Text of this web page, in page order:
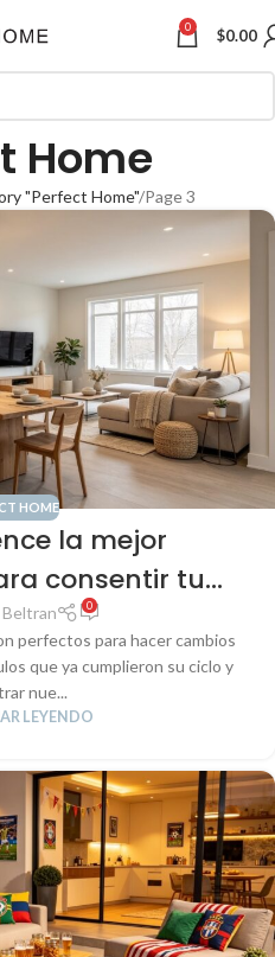
0 $0.00
Home
"Perfect Home" Page 3
HOME
la mejor
consentir tu
0
perfectos para hacer cambios
que ya cumplieron su ciclo y
nue...
LEYENDO